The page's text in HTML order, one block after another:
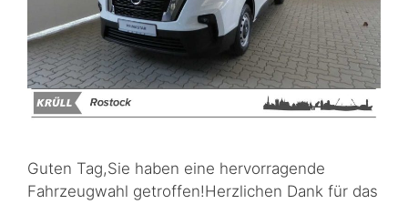
Guten Tag,Sie haben eine hervorragende
Fahrzeugwahl getroffen!Herzlichen Dank für das